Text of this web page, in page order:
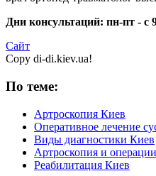
Дни консультаций: пн-пт - с
Сайт
Copy di-di.kiev.ua!
По теме:
Артроскопия Киев
Оперативное лечение
Виды диагностики Киев
Артроскопия и
Реабилитация Киев